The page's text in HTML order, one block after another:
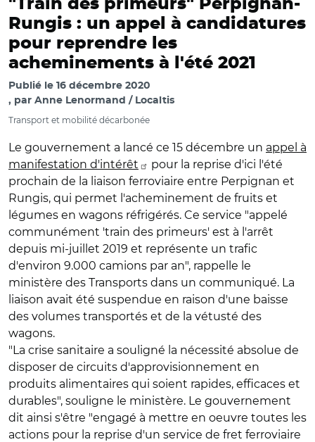
"Train des primeurs" Perpignan-
Rungis : un appel à candidatures
pour reprendre les
acheminements à l'été 2021
Publié le 16 décembre 2020
par Anne Lenormand / Localtis
Transport et mobilité décarbonée
Le gouvernement a lancé ce 15 décembre un appel à
manifestation d'intérêt
pour la reprise d'ici l'été
prochain de la liaison ferroviaire entre Perpignan et
Rungis, qui permet l'acheminement de fruits et
légumes en wagons réfrigérés. Ce service "appelé
communément 'train des primeurs' est à l'arrêt
depuis mi-juillet 2019 et représente un trafic
d'environ 9.000 camions par an", rappelle le
ministère des Transports dans un communiqué. La
liaison avait été suspendue en raison d'une baisse
des volumes transportés et de la vétusté des
wagons.
"La crise sanitaire a souligné la nécessité absolue de
disposer de circuits d'approvisionnement en
produits alimentaires qui soient rapides, efficaces et
durables", souligne le ministère. Le gouvernement
dit ainsi s'être "engagé à mettre en oeuvre toutes les
actions pour la reprise d'un service de fret ferroviaire